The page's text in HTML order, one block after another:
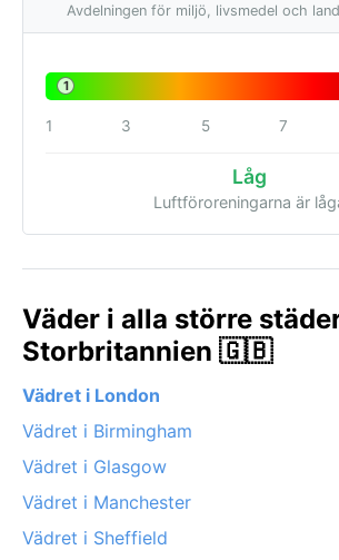
Avdelningen för miljö, livsmedel och
1
1 3 5 7
Låg
Luftföroreningarna är
Väder i alla större
Storbritannien 🇬🇧
Vädret i London
Vädret i Birmingham
Vädret i Glasgow
Vädret i Manchester
Vädret i Sheffield